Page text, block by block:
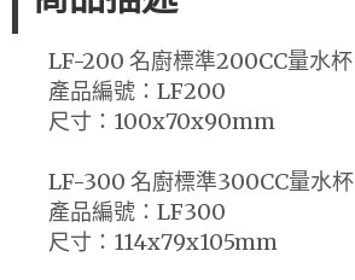
LF-200 名廚標準200CC量水杯
產品編號：LF200
尺寸：100x70x90mm
LF-300 名廚標準300CC量水杯
產品編號：LF300
尺寸：114x79x105mm